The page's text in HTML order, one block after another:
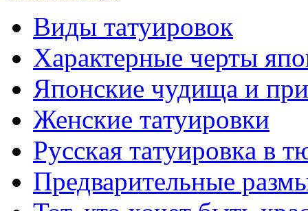
Виды тaтуировок
Характерные черты
Японские чудища и
Женские тaтуировки
Русскaя тaтуировкa в
Предварительные